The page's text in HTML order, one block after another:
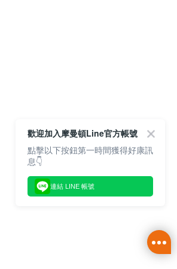
歡迎加入摩曼頓Line官方帳號
點擊以下按鈕第一時間獲得好康訊
息👇
連結 LINE 帳號